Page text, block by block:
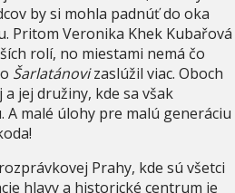
by si mohla padnúť do oka
Pritom Veronika Khek Kubařová
rolí, no miestami nemá čo
Šarlatánovizaslúžil viac. Oboch
jej družiny, kde sa však
malé úlohy pre malú generáciu
Prahy, kde sú všetci
hlavy a historické centrum je